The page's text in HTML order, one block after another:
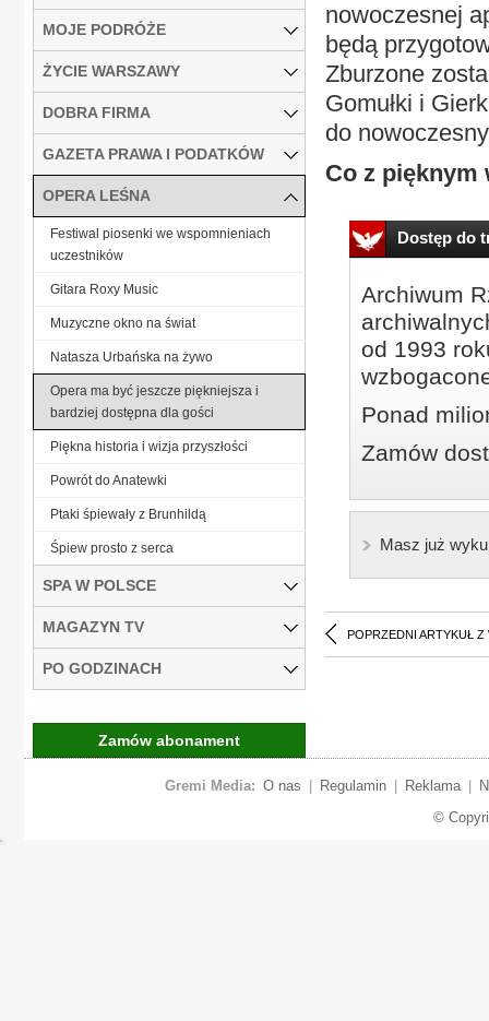
nowoczesnej
będą
Zburzone
Gomułki i
do
Co z pięknym
Dostęp do
Archiwum
od 1993
Ponad
Zamów
Masz już
POPRZEDNI ARTYKUŁ Z
MOJE PODRÓŻE
ŻYCIE WARSZAWY
DOBRA FIRMA
GAZETA PRAWA I PODATKÓW
OPERA LEŚNA
Festiwal piosenki we wspomnieniach
uczestników
Gitara Roxy Music
Muzyczne okno na świat
Natasza Urbańska na żywo
Opera ma być jeszcze piękniejsza i
bardziej dostępna dla gości
Piękna historia i wizja przyszłości
Powrót do Anatewki
Ptaki śpiewały z Brunhildą
Śpiew prosto z serca
SPA W POLSCE
MAGAZYN TV
PO GODZINACH
Zamów abonament
Gremi Media: O nas Regulamin Reklama
©